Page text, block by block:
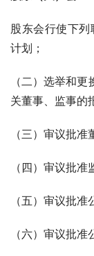
股东会行使下
计划；
（二）选举和
关董事、监事的
（三）审议批准
（四）审议批
（五）审议批
（六）审议批